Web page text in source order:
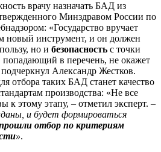
врачу назначать БАД из
Минздравом России по
«Государство вручает
новый инструмент, и он должен
но и безопасность с точки
попадающий в перечень, не окажет
Александр Жестков.
отбора таких БАД станет качество
производства: «Не все
к этому этапу, – отметил эксперт. –
и будет формироваться
отбор по критериям
».